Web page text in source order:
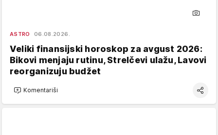
ASTRO 06.08.2026.
Veliki finansijski horoskop za avgust 2026:
Bikovi menjaju rutinu, Strelčevi ulažu, Lavovi
reorganizuju budžet
Komentariši